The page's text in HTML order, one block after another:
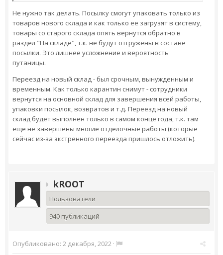
Не нужно так делать. Посылку смогут упаковать только из
товаров нового склада и как только ее загрузят в систему,
товары со старого склада опять вернутся обратно в
раздел "На складе", т.к. не будут отгружены в составе
посылки. Это лишнее усложнение и вероятность
путаницы.
Переезд на новый склад - был срочным, вынужденным и
временным. Как только карантин снимут - сотрудники
вернутся на основной склад для завершения всей работы,
упаковки посылок, возвратов и т.д. Переезд на новый
склад будет выполнен только в самом конце года, т.к. там
еще не завершены многие отделочные работы (которые
сейчас из-за экстренного переезда пришлось отложить).
kROOT
Пользователи
940 публикаций
Опубликовано: 2 декабря, 2022 ·